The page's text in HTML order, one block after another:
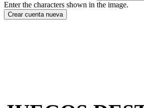
Enter the characters shown in the image.